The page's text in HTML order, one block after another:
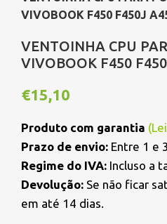
VIVOBOOK F450 F450J
VENTOINHA CPU
VIVOBOOK F450
€15,10
Produto com garantia (
Prazo de envio: Entre 1 e
Regime do IVA: Incluso a
Devolução: Se não ficar
em até 14 dias.